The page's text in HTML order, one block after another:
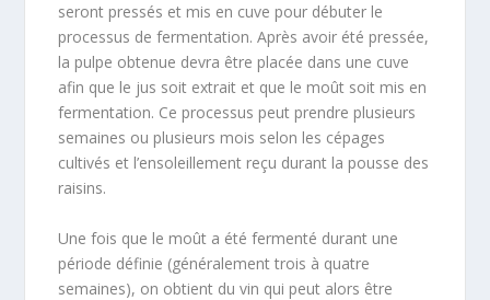
seront pressés et mis en cuve pour débuter le
processus de fermentation. Après avoir été pressée,
la pulpe obtenue devra être placée dans une cuve
afin que le jus soit extrait et que le moût soit mis en
fermentation. Ce processus peut prendre plusieurs
semaines ou plusieurs mois selon les cépages
cultivés et l’ensoleillement reçu durant la pousse des
raisins.
Une fois que le moût a été fermenté durant une
période définie (généralement trois à quatre
semaines), on obtient du vin qui peut alors être